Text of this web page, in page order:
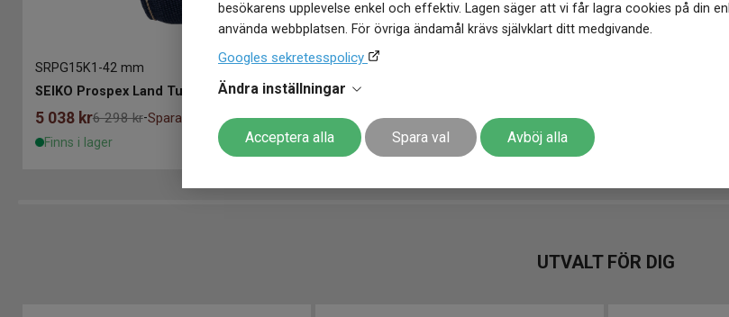
besökarens upplevelse enkel och effektiv. Lagen säger att vi får lagra cookies på din
använda webbplatsen. För övriga ändamål krävs självklart ditt medgivande.
Googles sekretesspolicy
Ändra inställningar
Acceptera alla Spara val Avböj alla
SRPG15K1 -42 mm
SEIKO Prospex Land Turtle 42mm
5 038 kr6 298 kr-Spara 1 260 kr
Finns i lager
SRPG09J1
SEIKO Presage
5 038 kr6 298 kr-Spara 1 260 kr
Finns i lager
UTVALT FÖR DIG